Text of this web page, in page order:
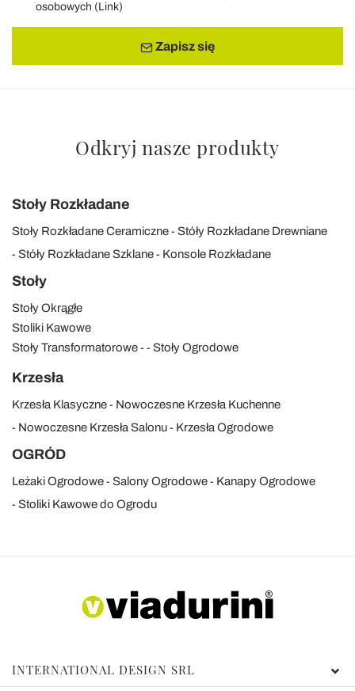
osobowych (Link)
Zapisz się
Odkryj nasze produkty
Stoły Rozkładane
Stoły Rozkładane Ceramiczne
Stóły Rozkładane Drewniane
Stóły Rozkładane Szklane
Konsole Rozkładane
Stoły
Stoły Okrągłe
Stoliki Kawowe
Stoły Transformatorowe
Stoły Ogrodowe
Krzesła
Krzesła Klasyczne
Nowoczesne Krzesła Kuchenne
Nowoczesne Krzesła Salonu
Krzesła Ogrodowe
OGRÓD
Leżaki Ogrodowe Salony Ogrodowe
Kanapy Ogrodowe
Stoliki Kawowe do Ogrodu
INTERNATIONAL DESIGN SRL